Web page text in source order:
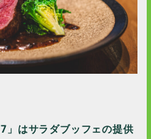
はサラダブッフェの提供